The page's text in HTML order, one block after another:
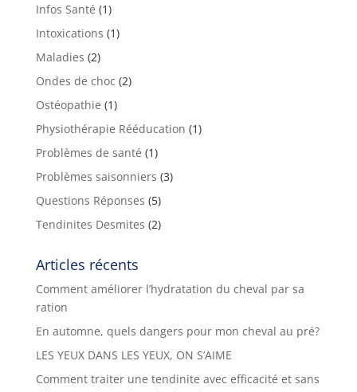
Infos Santé (1)
Intoxications (1)
Maladies (2)
Ondes de choc (2)
Ostéopathie (1)
Physiothérapie Rééducation (1)
Problèmes de santé (1)
Problèmes saisonniers (3)
Questions Réponses (5)
Tendinites Desmites (2)
Articles récents
Comment améliorer l’hydratation du cheval par sa
ration
En automne, quels dangers pour mon cheval au pré?
LES YEUX DANS LES YEUX, ON S’AIME
Comment traiter une tendinite avec efficacité et sans